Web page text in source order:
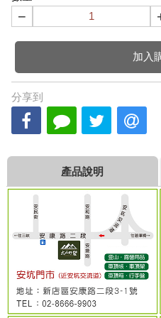
−
加入
分享到
產品說明